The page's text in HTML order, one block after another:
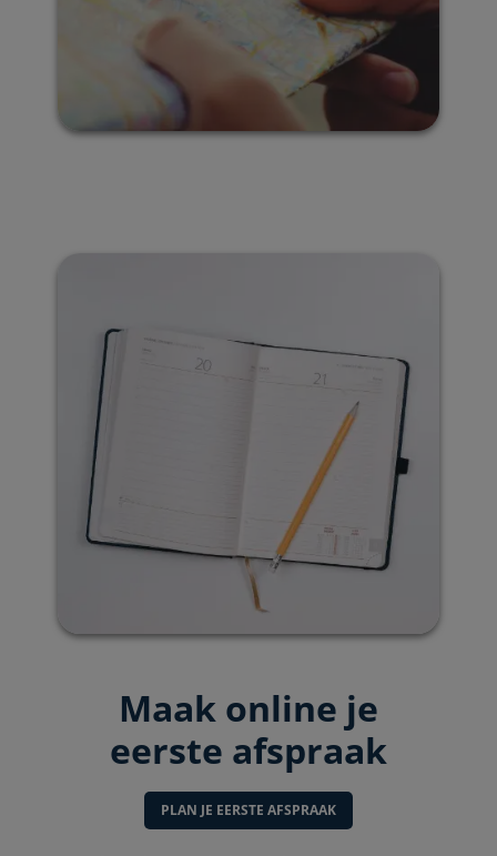
Maak online je
eerste afspraak
PLAN JE EERSTE AFSPRAAK